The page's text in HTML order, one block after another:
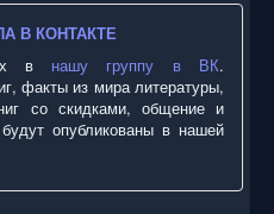
В КОНТАКТЕ
в нашу группу в ВК.
факты из мира литературы,
со скидками, общение и
опубликованы в нашей